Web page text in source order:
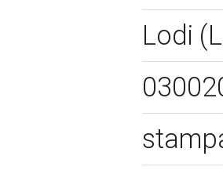
Lodi